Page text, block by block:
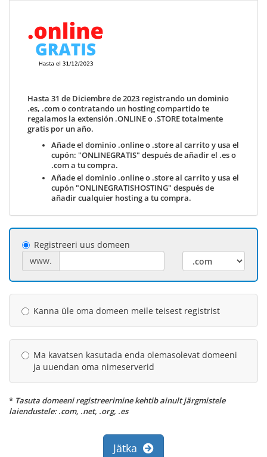
Hasta 31 de Diciembre de 2023 registrando un dominio
.es, .com o contratando un hosting compartido te
regalamos la extensión .ONLINE o .STORE totalmente
gratis por un año.
Añade el dominio .online o .store al carrito y usa el
cupón: "ONLINEGRATIS" después de añadir el .es o
.com a tu compra.
Añade el dominio .online o .store al carrito y usa el
cupón "ONLINEGRATISHOSTING" después de
añadir cualquier hosting a tu compra.
Registreeri uus domeen
www.
Kanna üle oma domeen meile teisest registrist
Ma kavatsen kasutada enda olemasolevat domeeni
ja uuendan oma nimeserverid
* Tasuta domeeni registreerimine kehtib ainult järgmistele
laiendustele: .com, .net, .org, .es
Jätka